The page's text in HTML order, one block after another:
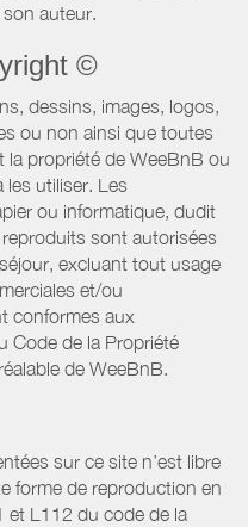
auteur.
©
dessins, images, logos,
ou non ainsi que toutes
la propriété de WeeBnB ou
les utiliser. Les
ou informatique, dudit
sont autorisées
excluant tout usage
et/ou
conformes aux
Code de la Propriété
de WeeBnB.
sur ce site n’est libre
forme de reproduction en
et L112 du code de la